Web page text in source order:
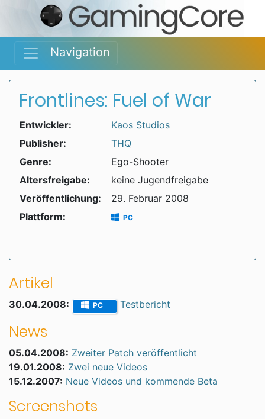
Navigation
Frontlines: Fuel of War
Entwickler:
Kaos Studios
Publisher:
THQ
Genre:
Ego-Shooter
Altersfreigabe:
keine Jugendfreigabe
Veröffentlichung:
29. Februar 2008
Plattform:
PC
Artikel
30.04.2008: PC Testbericht
News
05.04.2008: Zweiter Patch veröffentlicht
19.01.2008: Zwei neue Videos
15.12.2007: Neue Videos und kommende Beta
Screenshots